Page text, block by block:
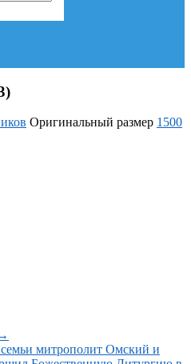
Оригинальный размер 1500
митрополит Омский и